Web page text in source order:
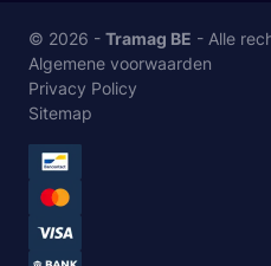
© 2026 - Tramag BE - Alle
Algemene voorwaarden
Privacy Policy
Sitemap